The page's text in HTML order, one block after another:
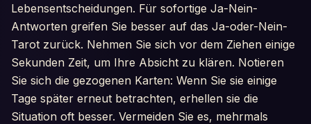
Lebensentscheidungen. Für sofortige Ja-Nein-
Antworten greifen Sie besser auf das Ja-oder-Nein-
Tarot zurück. Nehmen Sie sich vor dem Ziehen einige
Sekunden Zeit, um Ihre Absicht zu klären. Notieren
Sie sich die gezogenen Karten: Wenn Sie sie einige
Tage später erneut betrachten, erhellen sie die
Situation oft besser. Vermeiden Sie es, mehrmals